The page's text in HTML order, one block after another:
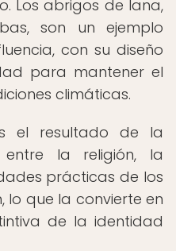
Los abrigos de lana,
son un ejemplo
con su diseño
para mantener el
climáticas.
el resultado de la
entre la religión, la
prácticas de los
lo que la convierte en
de la identidad